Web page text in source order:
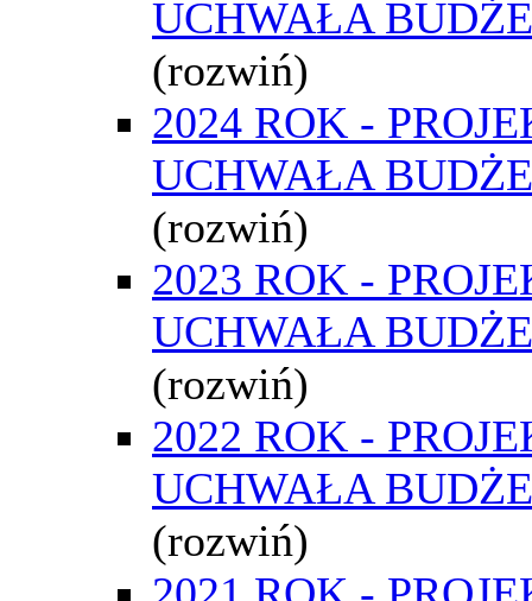
UCHWAŁA
(rozwiń)
2024 ROK -
UCHWAŁA
(rozwiń)
2023 ROK -
UCHWAŁA
(rozwiń)
2022 ROK -
UCHWAŁA
(rozwiń)